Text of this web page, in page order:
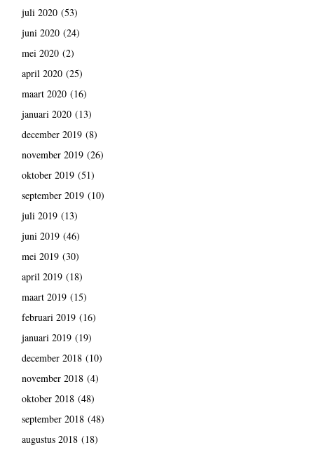
juli 2020(53)
juni 2020(24)
mei 2020(2)
april 2020(25)
maart 2020(16)
januari 2020(13)
december 2019(8)
november 2019(26)
oktober 2019(51)
september 2019(10)
juli 2019(13)
juni 2019(46)
mei 2019(30)
april 2019(18)
maart 2019(15)
februari 2019(16)
januari 2019(19)
december 2018(10)
november 2018(4)
oktober 2018(48)
september 2018(48)
augustus 2018(18)